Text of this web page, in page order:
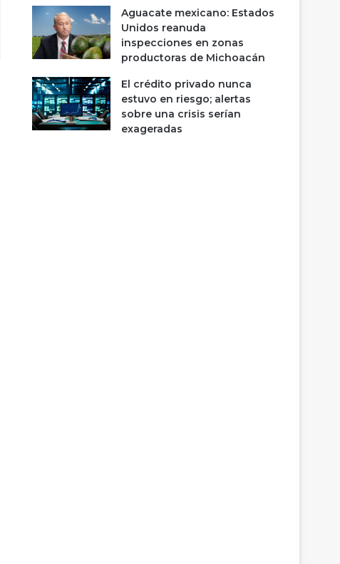
Aguacate mexicano: Estados
Unidos reanuda
inspecciones en zonas
productoras de Michoacán
El crédito privado nunca
estuvo en riesgo; alertas
sobre una crisis serían
exageradas